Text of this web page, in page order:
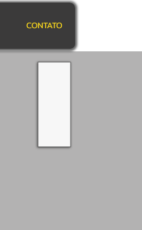
CONTATO